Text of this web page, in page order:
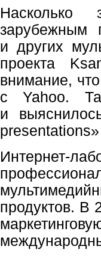
Насколько
зарубежным
и других
проекта
внимание,
с Yahoo.
и
Интернет-
продуктов. В